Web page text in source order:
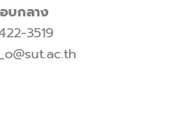
บกลาง
3519